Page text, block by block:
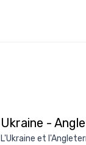
Ukraine -
L'Ukraine et